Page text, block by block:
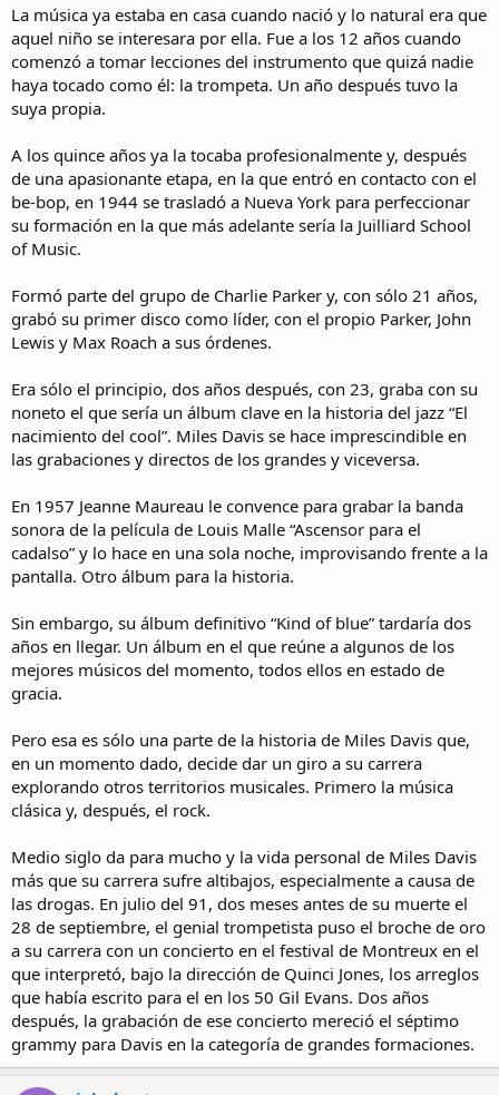
La música ya estaba en casa cuando nació y lo natural era que
aquel niño se interesara por ella. Fue a los 12 años cuando
comenzó a tomar lecciones del instrumento que quizá nadie
haya tocado como él: la trompeta. Un año después tuvo la
suya propia.
A los quince años ya la tocaba profesionalmente y, después
de una apasionante etapa, en la que entró en contacto con el
be-bop, en 1944 se trasladó a Nueva York para perfeccionar
su formación en la que más adelante sería la Juilliard School
of Music.
Formó parte del grupo de Charlie Parker y, con sólo 21 años,
grabó su primer disco como líder, con el propio Parker, John
Lewis y Max Roach a sus órdenes.
Era sólo el principio, dos años después, con 23, graba con su
noneto el que sería un álbum clave en la historia del jazz “El
nacimiento del cool”. Miles Davis se hace imprescindible en
las grabaciones y directos de los grandes y viceversa.
En 1957 Jeanne Maureau le convence para grabar la banda
sonora de la película de Louis Malle “Ascensor para el
cadalso” y lo hace en una sola noche, improvisando frente a la
pantalla. Otro álbum para la historia.
Sin embargo, su álbum definitivo “Kind of blue” tardaría dos
años en llegar. Un álbum en el que reúne a algunos de los
mejores músicos del momento, todos ellos en estado de
gracia.
Pero esa es sólo una parte de la historia de Miles Davis que,
en un momento dado, decide dar un giro a su carrera
explorando otros territorios musicales. Primero la música
clásica y, después, el rock.
Medio siglo da para mucho y la vida personal de Miles Davis
más que su carrera sufre altibajos, especialmente a causa de
las drogas. En julio del 91, dos meses antes de su muerte el
28 de septiembre, el genial trompetista puso el broche de oro
a su carrera con un concierto en el festival de Montreux en el
que interpretó, bajo la dirección de Quinci Jones, los arreglos
que había escrito para el en los 50 Gil Evans. Dos años
después, la grabación de ese concierto mereció el séptimo
grammy para Davis en la categoría de grandes formaciones.